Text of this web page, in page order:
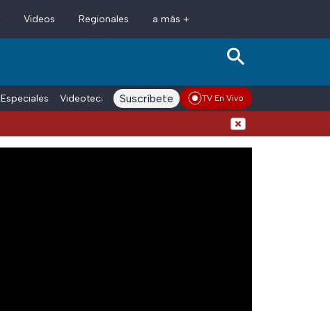
Videos Regionales a más +
Especiales Videoteca Conductores Voces adn Noticias
Suscríbete TV En Vivo